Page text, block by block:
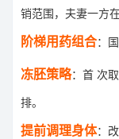
销范围，夫妻一方
阶梯用药组合：
冻胚策略：首 次
排。
提前调理身体：